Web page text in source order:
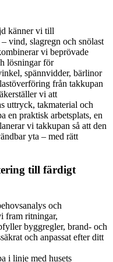
känner vi till
vind, slagregn och snölast
vi beprövade
lösningar för
spännvidder, bärlinor
från takkupan
vi att
uttryck, takmaterial och
en praktisk arbetsplats, en
vi takkupan så att den
yta – med rätt
till färdigt
och
fram ritningar,
byggregler, brand- och
och anpassat efter ditt
i linje med husets